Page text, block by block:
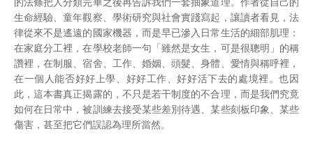
的法條把人分類完畢之後再告訴我們一套抽象道理。作者從自己的
生命經驗、童年觀察、學術研究與社會實踐寫起，讓讀者看見，法
律從來不是遙遠的國家機器，而是早已滲入日常生活的細部肌理：
在家庭分工裡，在學校老師一句「雖然是女生，可是很聰明」的稱
讚裡，在制服、宿舍、工作、婚姻、頭髮、身體、愛情與稱呼裡，
在一個人能否好好上學、好好工作、好好活下去的處境裡。也因
此，這本書真正揭露的，不只是若干制度的不合理，而是我們究竟
如何在日常中，被訓練去接受某些差別待遇、某些刻板印象、某些
傷害，甚至把它們誤認為理所當然。